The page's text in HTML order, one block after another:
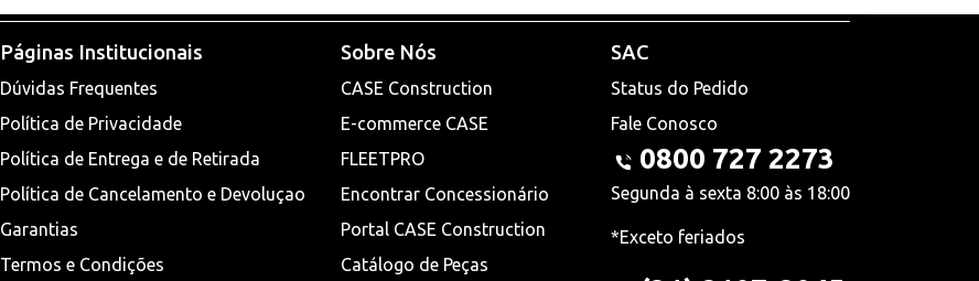
Páginas Institucionais
Dúvidas Frequentes
Política de Privacidade
Política de Entrega e de Retirada
Política de Cancelamento e Devoluçao
Garantias
Termos e Condições
Sobre Nós
CASE Construction
E-commerce CASE
FLEETPRO
Encontrar Concessionário
Portal CASE Construction
Catálogo de Peças
SAC
Status do Pedido
Fale Conosco
0800 727 2273
Segunda à sexta 8:00 às 18:00
*Exceto feriados